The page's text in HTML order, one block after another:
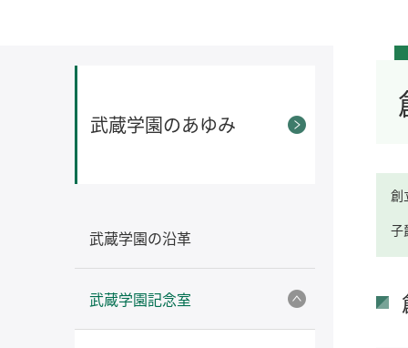
創
子
武蔵学園のあゆみ
武蔵学園の沿革
武蔵学園記念室